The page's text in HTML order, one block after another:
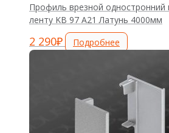
Профиль врезной одностронний
ленту KB 97 А21 Латунь 4000мм
2 290₽ Подробнее